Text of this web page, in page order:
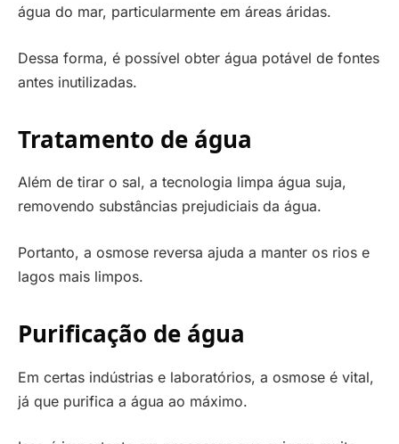
água do mar, particularmente em áreas áridas.
Dessa forma, é possível obter água potável de fontes
antes inutilizadas.
Tratamento de água
Além de tirar o sal, a tecnologia limpa água suja,
removendo substâncias prejudiciais da água.
Portanto, a osmose reversa ajuda a manter os rios e
lagos mais limpos.
Purificação de água
Em certas indústrias e laboratórios, a osmose é vital,
já que purifica a água ao máximo.